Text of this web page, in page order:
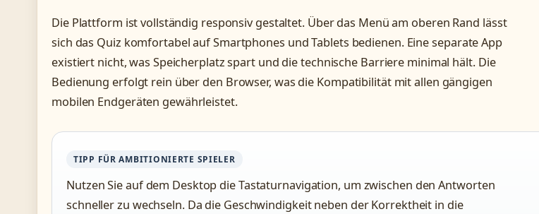
Die Plattform ist vollständig responsiv gestaltet. Über das Menü am oberen Rand lässt
sich das Quiz komfortabel auf Smartphones und Tablets bedienen. Eine separate App
existiert nicht, was Speicherplatz spart und die technische Barriere minimal hält. Die
Bedienung erfolgt rein über den Browser, was die Kompatibilität mit allen gängigen
mobilen Endgeräten gewährleistet.
TIPP FÜR AMBITIONIERTE SPIELER
Nutzen Sie auf dem Desktop die Tastaturnavigation, um zwischen den Antworten
schneller zu wechseln. Da die Geschwindigkeit neben der Korrektheit in die